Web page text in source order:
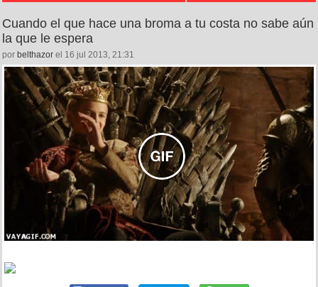
Cuando el que hace una broma a tu costa no sabe aún
la que le espera
por belthazor el 16 jul 2013, 21:31